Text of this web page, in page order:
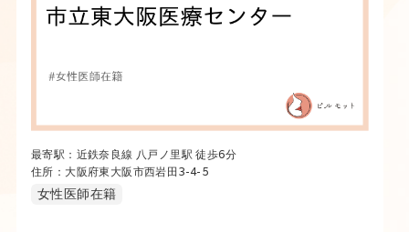
最寄駅：近鉄奈良線 八戸ノ里駅 徒歩6分
住所：大阪府東大阪市西岩田3-4-5
女性医師在籍